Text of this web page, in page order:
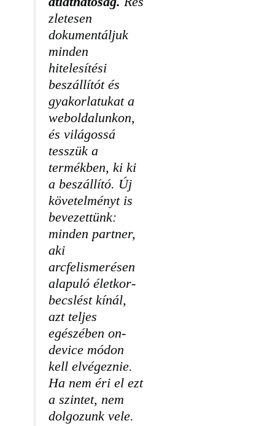
zletesen
dokumentáljuk
minden
hitelesítési
beszállítót és
gyakorlatukat a
weboldalunkon,
és világossá
tesszük a
termékben, ki ki
a beszállító. Új
követelményt is
bevezettünk:
minden partner,
aki
arcfelismerésen
alapuló életkor-
becslést kínál,
azt teljes
egészében on-
device módon
kell elvégeznie.
Ha nem éri el ezt
a szintet, nem
dolgozunk vele.